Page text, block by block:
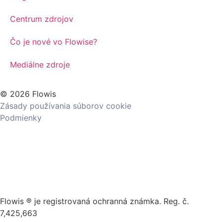
Centrum zdrojov
Čo je nové vo Flowise?
Mediálne zdroje
© 2026 Flowis
Zásady používania súborov cookie
Podmienky
Flowis ® je registrovaná ochranná známka. Reg. č.
7,425,663